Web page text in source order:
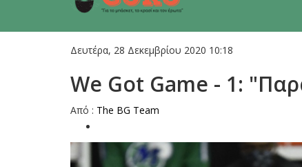
Δευτέρα, 28 Δεκεμβρίου 2020 10:18
We Got Game - 1:
Aπό : The BG Team